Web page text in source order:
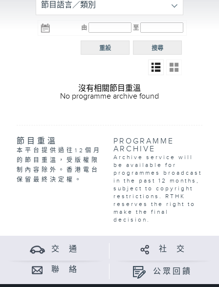
R3
電台 電台
R5
電台
普通
節目語言／類別
由 至
搜尋
重設
沒有相關節目重溫
No programme archive found
節目重溫
本平台提供過往12個月
的節目重溫，受版權限
制內容除外。香港電台
保留最終決定權。
PROGRAMME
ARCHIVE
Archive service will
be available for
programmes broadcast
in the past 12 months,
subject to copyright
restrictions. RTHK
reserves the right to
make the final
decision.
交 通 社 交
聯 絡 公眾回饋